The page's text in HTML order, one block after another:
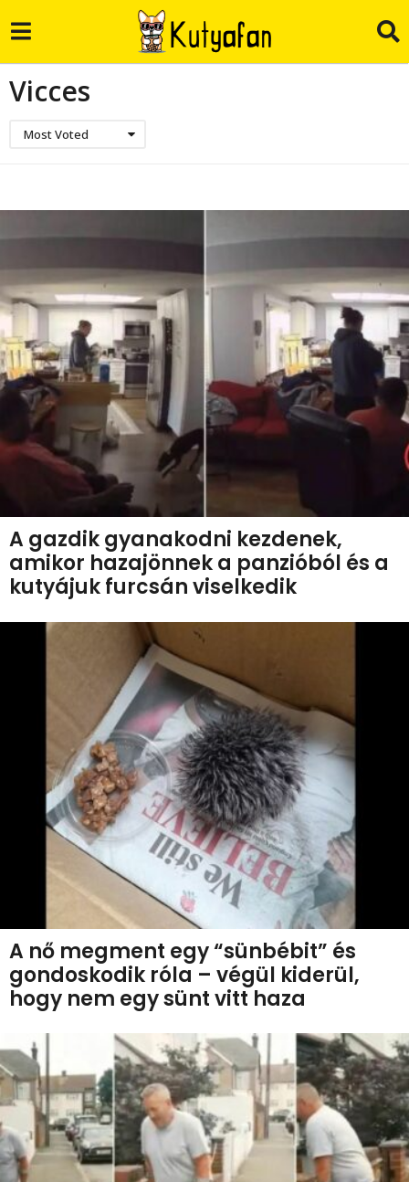
Vicces
Most Voted
A gazdik gyanakodni kezdenek,
amikor hazajönnek a panzióból és a
kutyájuk furcsán viselkedik
A nő megment egy “sünbébit” és
gondoskodik róla – végül kiderül,
hogy nem egy sünt vitt haza